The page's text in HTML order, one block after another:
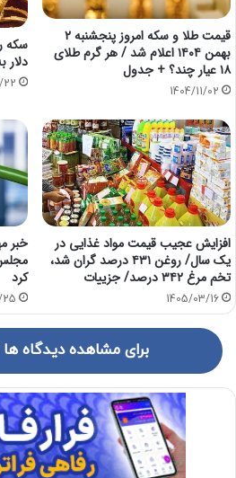
قیمت طلا و سکه امروز پنجشنبه ۲
بهمن ۱۴۰۴ اعلام شد / هر گرم طلای
۱۸ عیار چند؟ + جدول
1404/11/02
سکه
دلار
22
افزایش عجیب قیمت مواد غذایی در
یک سال/ روغن ۴۳۱ درصد گران شد،
تخم مرغ ۳۴۲ درصد/ جزییات
1405/03/16
خبر
کرد
25
برای مشاهده دیدگاه